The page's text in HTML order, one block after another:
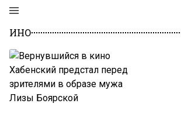
ИНО